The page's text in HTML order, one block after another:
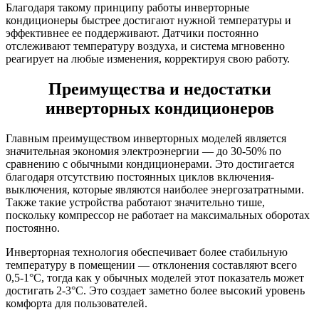
Благодаря такому принципу работы инверторные
кондиционеры быстрее достигают нужной температуры и
эффективнее ее поддерживают. Датчики постоянно
отслеживают температуру воздуха, и система мгновенно
реагирует на любые изменения, корректируя свою работу.
Преимущества и недостатки
инверторных кондиционеров
Главным преимуществом инверторных моделей является
значительная экономия электроэнергии — до 30-50% по
сравнению с обычными кондиционерами. Это достигается
благодаря отсутствию постоянных циклов включения-
выключения, которые являются наиболее энергозатратными.
Также такие устройства работают значительно тише,
поскольку компрессор не работает на максимальных оборотах
постоянно.
Инверторная технология обеспечивает более стабильную
температуру в помещении — отклонения составляют всего
0,5-1°C, тогда как у обычных моделей этот показатель может
достигать 2-3°C. Это создает заметно более высокий уровень
комфорта для пользователей.